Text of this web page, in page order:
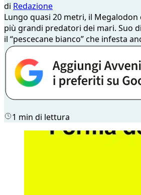
di Redazione
Lungo quasi 20 metri, il
più grandi predatori dei mari. Suo
il “pescecane bianco” che infesta
1 min di lettura